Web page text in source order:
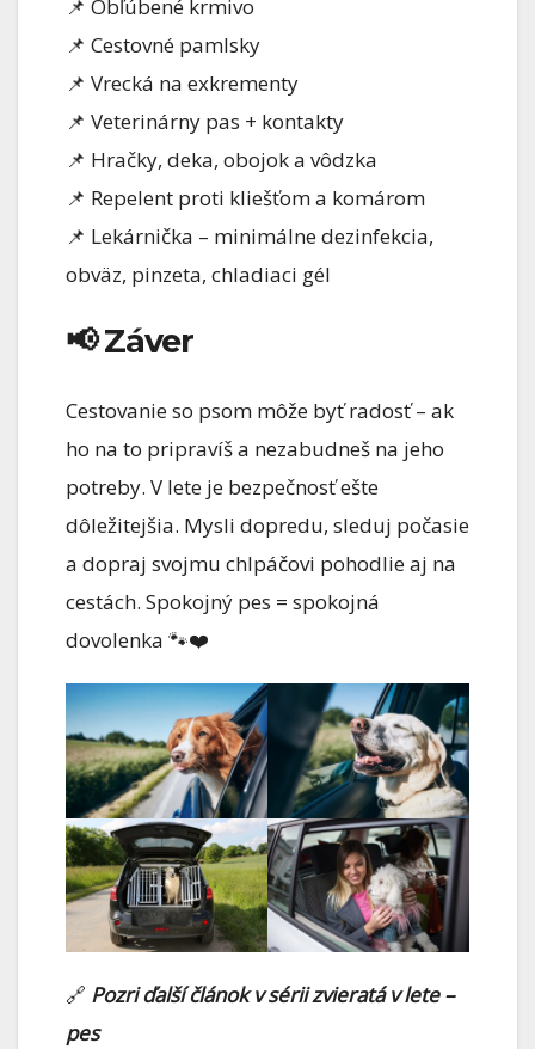
📌 Obľúbené krmivo
📌 Cestovné pamlsky
📌 Vrecká na exkrementy
📌 Veterinárny pas + kontakty
📌 Hračky, deka, obojok a vôdzka
📌 Repelent proti kliešťom a komárom
📌 Lekárnička – minimálne dezinfekcia,
obväz, pinzeta, chladiaci gél
📢 Záver
Cestovanie so psom môže byť radosť – ak
ho na to pripravíš a nezabudneš na jeho
potreby. V lete je bezpečnosť ešte
dôležitejšia. Mysli dopredu, sleduj počasie
a dopraj svojmu chlpáčovi pohodlie aj na
cestách. Spokojný pes = spokojná
dovolenka 🐾❤️
🔗 Pozri ďalší článok v sérii zvieratá v lete –
pes